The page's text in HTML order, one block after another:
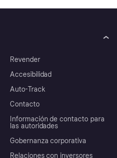
Revender
Accesibilidad
Auto-Track
Contacto
Información de contacto para
las autoridades
Gobernanza corporativa
Relaciones con inversores